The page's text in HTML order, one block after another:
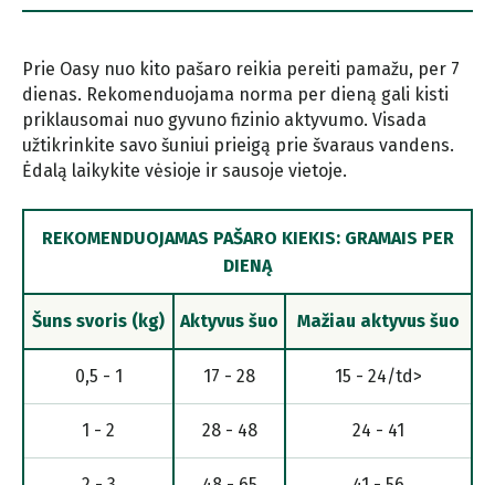
Prie Oasy nuo kito pašaro reikia pereiti pamažu, per 7
dienas. Rekomenduojama norma per dieną gali kisti
priklausomai nuo gyvuno fizinio aktyvumo. Visada
užtikrinkite savo šuniui prieigą prie švaraus vandens.
Ėdalą laikykite vėsioje ir sausoje vietoje.
REKOMENDUOJAMAS PAŠARO KIEKIS: GRAMAIS PER
DIENĄ
Šuns svoris (kg) Aktyvus šuo Mažiau aktyvus šuo
0,5 - 1 17 - 28 15 - 24/td>
1 - 2 28 - 48 24 - 41